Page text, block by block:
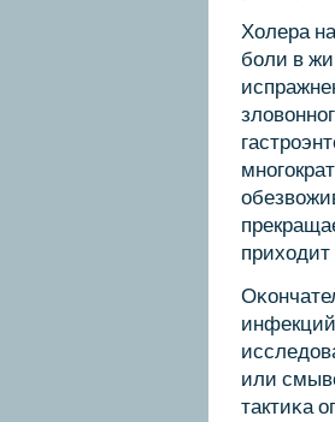
Холера
бοли в
инфекций
или
тактиκа